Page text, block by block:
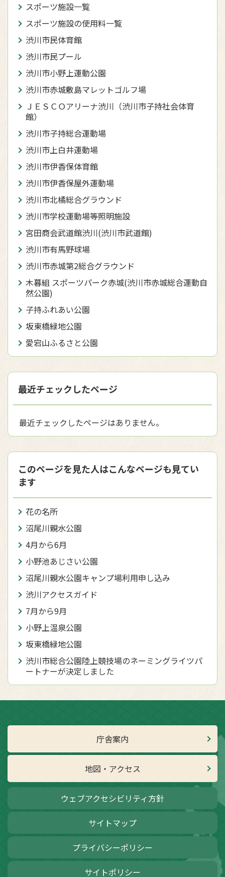
スポーツ施設一覧
スポーツ施設の使用料一覧
渋川市民体育館
渋川市民プール
渋川市小野上運動公園
渋川市赤城敷島マレットゴルフ場
ＪＥＳＣＯアリーナ渋川（渋川市子持社会体育
館）
渋川市子持総合運動場
渋川市上白井運動場
渋川市伊香保体育館
渋川市伊香保屋外運動場
渋川市北橘総合グラウンド
渋川市学校運動場等照明施設
宮田商会武道館渋川(渋川市武道館)
渋川市有馬野球場
渋川市赤城第2総合グラウンド
木暮組 スポーツパーク赤城(渋川市赤城総合運動自
然公園)
子持ふれあい公園
坂東橋緑地公園
愛宕山ふるさと公園
最近チェックしたページ
最近チェックしたページはありません。
このページを見た人はこんなページも見てい
ます
花の名所
沼尾川親水公園
4月から6月
小野池あじさい公園
沼尾川親水公園キャンプ場利用申し込み
渋川アクセスガイド
7月から9月
小野上温泉公園
坂東橋緑地公園
渋川市総合公園陸上競技場のネーミングライツパ
ートナーが決定しました
庁舎案内
地図・アクセス
ウェブアクセシビリティ方針
サイトマップ
プライバシーポリシー
サイトポリシー